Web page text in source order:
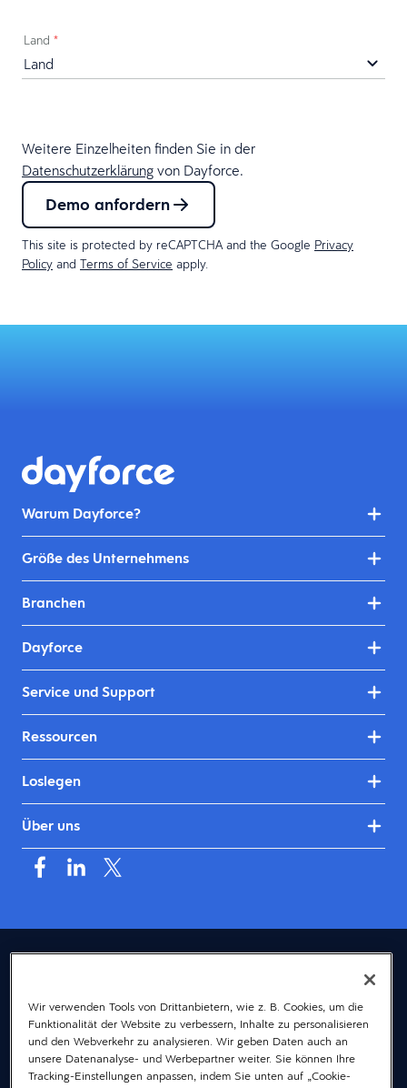
Land *
Weitere Einzelheiten finden Sie in der
Datenschutzerklärung von Dayforce.
Demo anfordern
This site is protected by reCAPTCHA and the Google Privacy
Policy and Terms of Service apply.
Warum Dayforce?
Größe des Unternehmens
Branchen
Dayforce
Service und Support
Ressourcen
Loslegen
Über uns
© 2026 Dayforce
Datenschutz
Bedingungen
Accessibility
Wir verwenden Tools von Drittanbietern, wie z. B. Cookies, um die
Funktionalität der Website zu verbessern, Inhalte zu personalisieren
und den Webverkehr zu analysieren. Wir geben Daten auch an
unsere Datenanalyse- und Werbepartner weiter. Sie können Ihre
Tracking-Einstellungen anpassen, indem Sie unten auf „Cookie-